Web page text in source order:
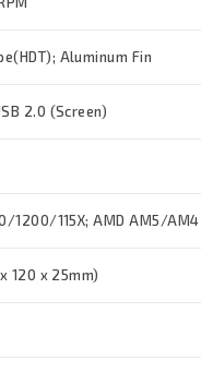
Aluminum Fin
2.0 (Screen)
1200/115X; AMD AM5/AM4
120 x 25mm)